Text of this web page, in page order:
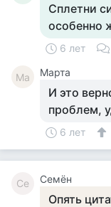
Сплетни
особенно
6 лет
Ма Марта
И это
проблем,
6 лет
Се Семён
Опять